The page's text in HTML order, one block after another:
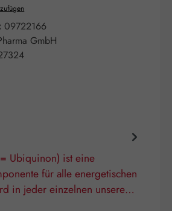
09722166
GmbH
Ubiquinon) ist eine
für alle energetischen
in jeder einzelnen unsere…